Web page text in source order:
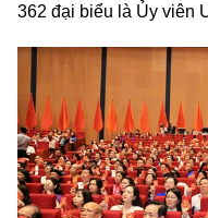
362 đại biểu là Ủy viên